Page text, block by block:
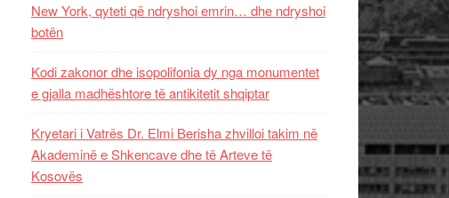
New York, qyteti që ndryshoi emrin… dhe ndryshoi
botën
Kodi zakonor dhe isopolifonia dy nga monumentet
e gjalla madhështore të antikitetit shqiptar
Kryetari i Vatrës Dr. Elmi Berisha zhvilloi takim në
Akademinë e Shkencave dhe të Arteve të
Kosovës